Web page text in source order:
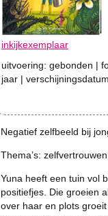
inkijkexemplaar
uitvoering: gebonden |
jaar |
Negatief zelfbeeld bij
Thema’s:
Yuna heeft een tuin vol
positiefjes. Die groeien
over haar en plots